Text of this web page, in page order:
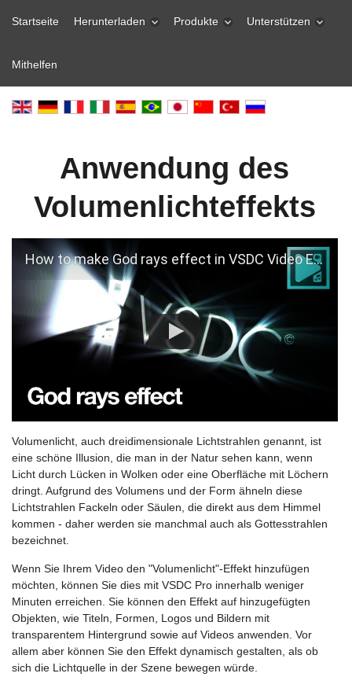
Startseite Herunterladen Produkte Unterstützen
Mithelfen
Anwendung des
Volumenlichteffekts
How to make God rays effect in VSDC Video Editor Pro
Volumenlicht, auch dreidimensionale Lichtstrahlen genannt, ist
eine schöne Illusion, die man in der Natur sehen kann, wenn
Licht durch Lücken in Wolken oder eine Oberfläche mit Löchern
dringt. Aufgrund des Volumens und der Form ähneln diese
Lichtstrahlen Fackeln oder Säulen, die direkt aus dem Himmel
kommen - daher werden sie manchmal auch als Gottesstrahlen
bezeichnet.
Wenn Sie Ihrem Video den "Volumenlicht"-Effekt hinzufügen
möchten, können Sie dies mit VSDC Pro innerhalb weniger
Minuten erreichen. Sie können den Effekt auf hinzugefügten
Objekten, wie Titeln, Formen, Logos und Bildern mit
transparentem Hintergrund sowie auf Videos anwenden. Vor
allem aber können Sie den Effekt dynamisch gestalten, als ob
sich die Lichtquelle in der Szene bewegen würde.